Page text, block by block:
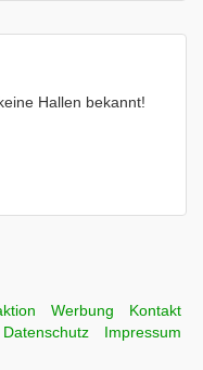
Hallen bekannt!
Werbung
Kontakt
Datenschutz
Impressum